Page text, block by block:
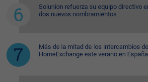
Solunion refuerza su equipo directivo
dos nuevos nombramientos
Más de la mitad de los intercambios
HomeExchange este verano en